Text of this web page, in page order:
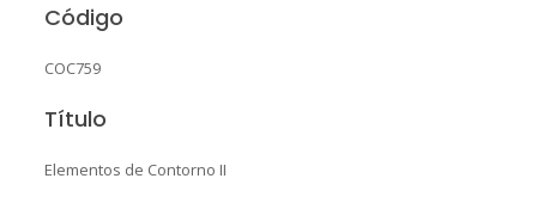
Código
COC759
Título
Elementos de Contorno II